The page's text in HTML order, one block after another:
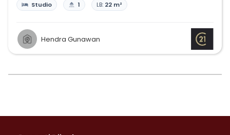
Studio 1 LB: 22 m²
Hendra Gunawan